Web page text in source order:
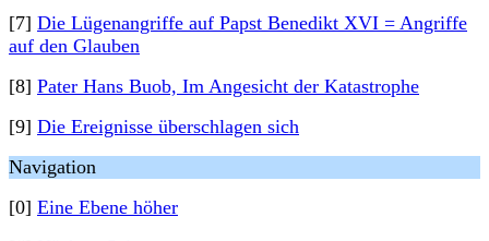
[7] Die Lügenangriffe auf Papst Benedikt XVI = Angriffe
auf den Glauben
[8] Pater Hans Buob, Im Angesicht der Katastrophe
[9] Die Ereignisse überschlagen sich
Navigation
[0] Eine Ebene höher